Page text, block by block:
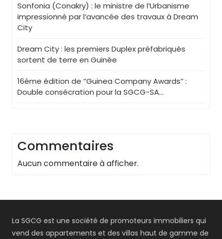
Sonfonia (Conakry) : le ministre de l’Urbanisme
impressionné par l’avancée des travaux à Dream
City
Dream City : les premiers Duplex préfabriqués
sortent de terre en Guinée
16ème édition de ‘’Guinea Company Awards’’ :
Double consécration pour la SGCG-SA…
Commentaires
Aucun commentaire à afficher.
La SGCG est une société de promoteurs immobiliers qui
vend des appartements et des villas haut de gamme de